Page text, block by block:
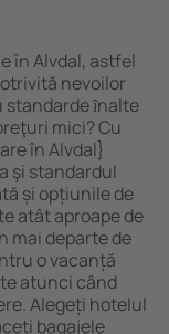
în Alvdal, astfel
nevoilor
standarde ȋnalte
mici? Cu
în Alvdal}
şi standardul
și opțiunile de
atât aproape de
mai departe de
o vacanță
atunci când
Alegeți hotelul
bagajele